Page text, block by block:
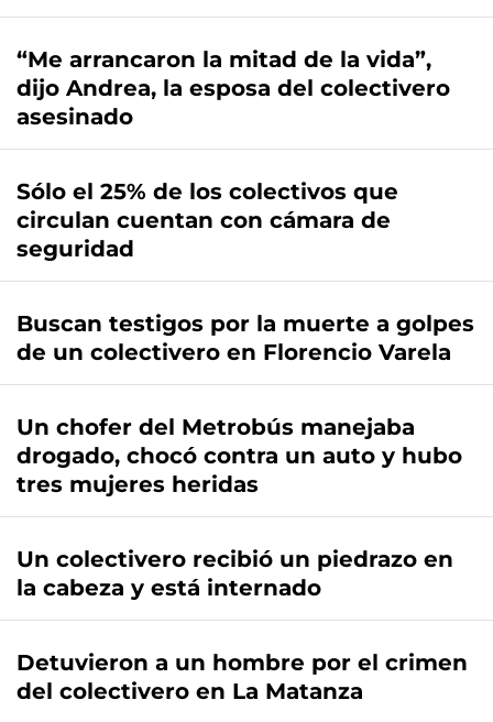
“Me arrancaron la mitad de la vida”,
dijo Andrea, la esposa del colectivero
asesinado
Sólo el 25% de los colectivos que
circulan cuentan con cámara de
seguridad
Buscan testigos por la muerte a golpes
de un colectivero en Florencio Varela
Un chofer del Metrobús manejaba
drogado, chocó contra un auto y hubo
tres mujeres heridas
Un colectivero recibió un piedrazo en
la cabeza y está internado
Detuvieron a un hombre por el crimen
del colectivero en La Matanza